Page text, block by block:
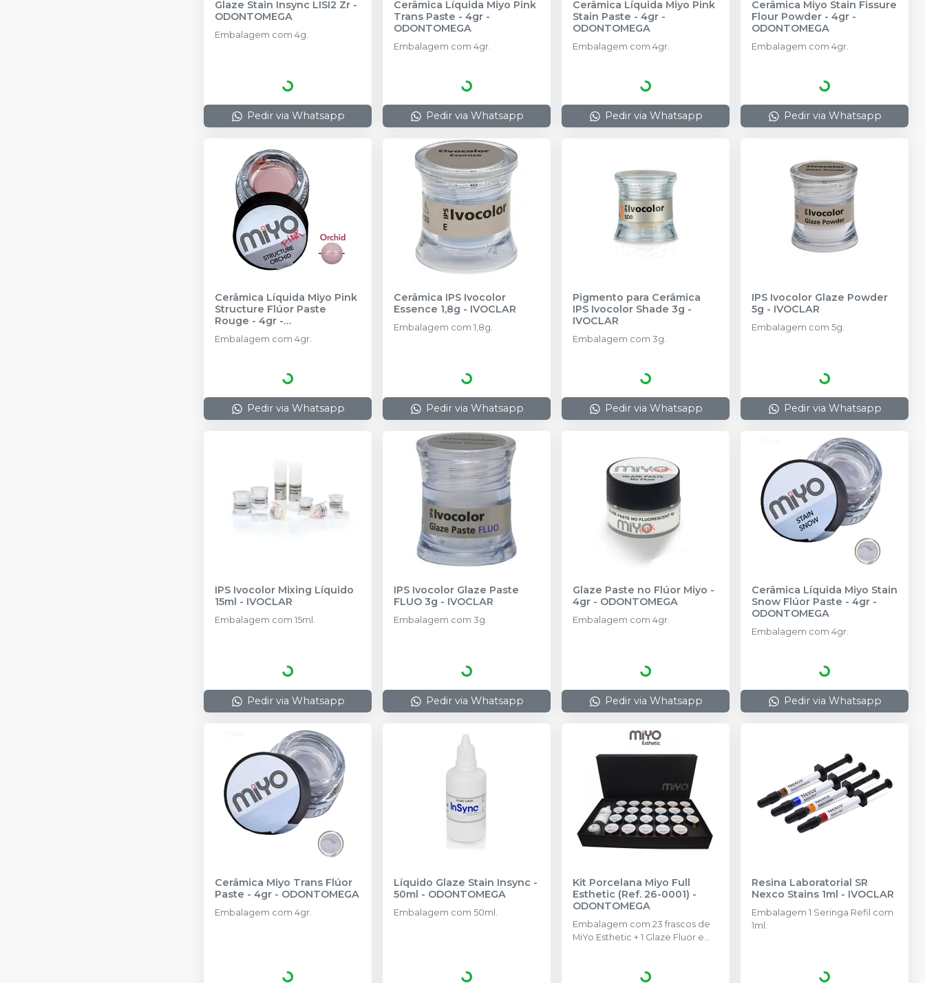
Glaze Stain Insync LISI2 Zr -
ODONTOMEGA
Embalagem com 4g.
Pedir via Whatsapp
Cerâmica Líquida Miyo Pink
Trans Paste - 4gr -
ODONTOMEGA
Embalagem com 4gr.
Pedir via Whatsapp
Cerâmica Líquida Miyo Pink
Stain Paste - 4gr -
ODONTOMEGA
Embalagem com 4gr.
Pedir via Whatsapp
Cerâmica Miyo Stain Fissure
Flour Powder - 4gr -
ODONTOMEGA
Embalagem com 4gr.
Pedir via Whatsapp
Cerâmica Líquida Miyo Pink
Structure Flúor Paste
Rouge - 4gr -
ODONTOMEGA
Embalagem com 4gr.
Pedir via Whatsapp
Cerâmica IPS Ivocolor
Essence 1,8g - IVOCLAR
Embalagem com 1,8g.
Pedir via Whatsapp
Pigmento para Cerâmica
IPS Ivocolor Shade 3g -
IVOCLAR
Embalagem com 3g.
Pedir via Whatsapp
IPS Ivocolor Glaze Powder
5g - IVOCLAR
Embalagem com 5g.
Pedir via Whatsapp
IPS Ivocolor Mixing Líquido
15ml - IVOCLAR
Embalagem com 15ml.
Pedir via Whatsapp
IPS Ivocolor Glaze Paste
FLUO 3g - IVOCLAR
Embalagem com 3g.
Pedir via Whatsapp
Glaze Paste no Flúor Miyo -
4gr - ODONTOMEGA
Embalagem com 4gr.
Pedir via Whatsapp
Cerâmica Líquida Miyo Stain
Snow Flúor Paste - 4gr -
ODONTOMEGA
Embalagem com 4gr.
Pedir via Whatsapp
Cerâmica Miyo Trans Flúor
Paste - 4gr - ODONTOMEGA
Embalagem com 4gr.
Líquido Glaze Stain Insync -
50ml - ODONTOMEGA
Embalagem com 50ml.
Kit Porcelana Miyo Full
Esthetic (Ref. 26-0001) -
ODONTOMEGA
Embalagem com 23 frascos de
MiYo Esthetic + 1 Glaze Fluor em
Resina Laboratorial SR
Nexco Stains 1ml - IVOCLAR
Embalagem 1 Seringa Refil com
1ml.